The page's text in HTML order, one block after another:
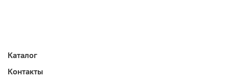
Каталог
Контакты